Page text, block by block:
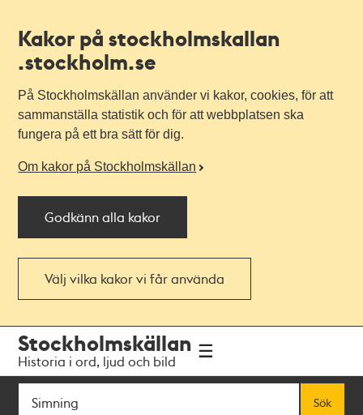
Kakor på stockholmskallan
.stockholm.se
På Stockholmskällan använder vi kakor, cookies, för att
sammanställa statistik och för att webbplatsen ska
fungera på ett bra sätt för dig.
Om kakor på Stockholmskällan
Godkänn alla kakor
Välj vilka kakor vi får använda
navigationen
huvudinnehållet
Stockholmskällan
Historia i ord, ljud och bild
Sök
Sök